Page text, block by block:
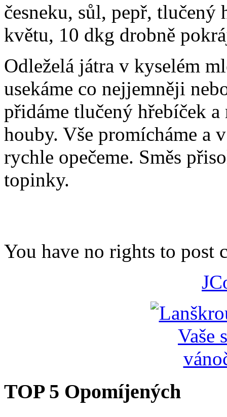
česneku, sůl, pepř, tlučený
květu, 10 dkg drobně
Odleželá játra v kyselém
usekáme co nejjemněji
přidáme tlučený hřebíček
houby. Vše promícháme a
rychle opečeme. Směs
topinky.
You have no rights to post
TOP 5 Opomíjených